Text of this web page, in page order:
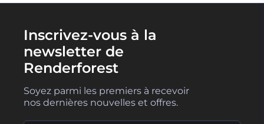
Inscrivez-vous à la
newsletter de
Renderforest
Soyez parmi les premiers à recevoir
nos dernières nouvelles et offres.